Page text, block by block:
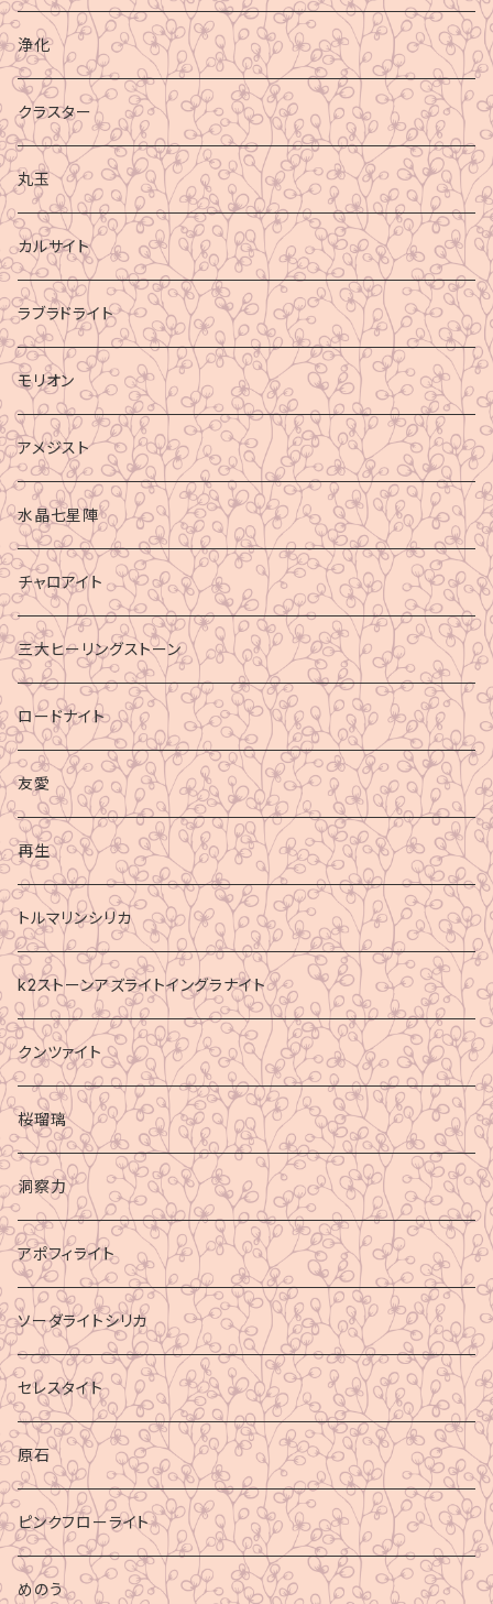
浄化
クラスター
丸玉
カルサイト
ラブラドライト
モリオン
アメジスト
水晶七星陣
チャロアイト
三大ヒーリングストーン
ロードナイト
友愛
再生
トルマリンシリカ
k2ストーンアズライトイングラナイト
クンツァイト
桜瑠璃
洞察力
アポフィライト
ソーダライトシリカ
セレスタイト
原石
ピンクフローライト
めのう